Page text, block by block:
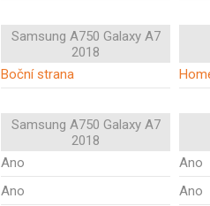
Samsung A750 Galaxy A7
2018
Boční strana
Samsung A750 Galaxy A7
2018
Ano Ano
Ano Ano